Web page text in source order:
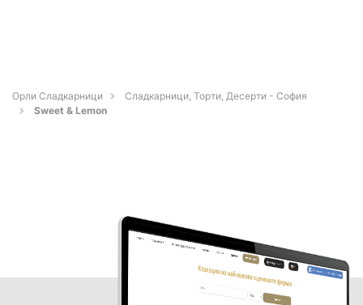
Орли Сладкарници
Сладкарници, Торти, Десерти - София
Sweet & Lemon